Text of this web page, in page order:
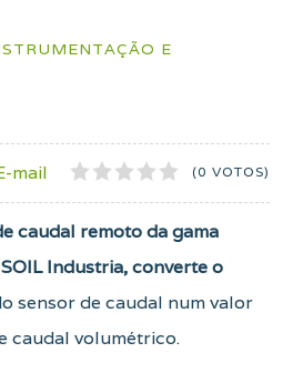
E
mail 1
2
3
4
5
(0 VOTOS)
caudal remoto da gama
Industria, converte o
sensor de caudal num valor
caudal volumétrico.